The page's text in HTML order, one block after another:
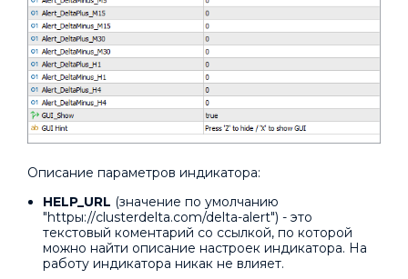
Описание параметров индикатора:
HELP_URL (значение по умолчанию
"httpы://clusterdelta.com/delta-alert") - это
текстовый коментарий со ссылкой, по которой
можно найти описание настроек индикатора. На
работу индикатора никак не влияет.